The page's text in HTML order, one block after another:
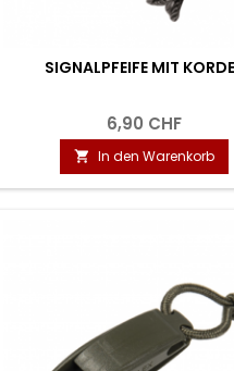
SIGNALPFEIFE MIT
6,90 CHF
 In den Warenkorb